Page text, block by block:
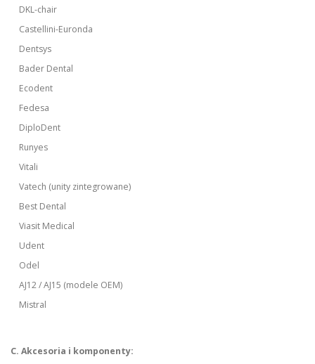
DKL-chair
Castellini-Euronda
Dentsys
Bader Dental
Ecodent
Fedesa
DiploDent
Runyes
Vitali
Vatech (unity zintegrowane)
Best Dental
Viasit Medical
Udent
Odel
AJ12 / AJ15 (modele OEM)
Mistral
C. Akcesoria i komponenty: